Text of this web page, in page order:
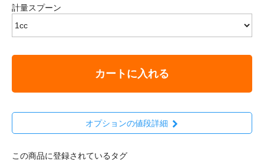
計量スプーン
カートに入れる
オプションの値段詳細
この商品に登録されているタグ